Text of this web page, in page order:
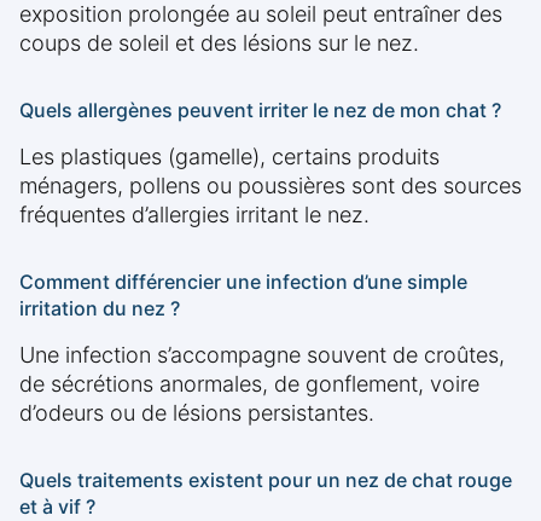
exposition prolongée au soleil peut entraîner des
coups de soleil et des lésions sur le nez.
Quels allergènes peuvent irriter le nez de mon chat ?
Les plastiques (gamelle), certains produits
ménagers, pollens ou poussières sont des sources
fréquentes d’allergies irritant le nez.
Comment différencier une infection d’une simple
irritation du nez ?
Une infection s’accompagne souvent de croûtes,
de sécrétions anormales, de gonflement, voire
d’odeurs ou de lésions persistantes.
Quels traitements existent pour un nez de chat rouge
et à vif ?